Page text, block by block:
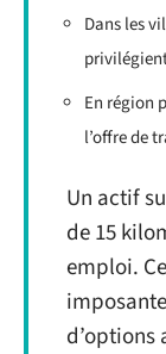
Dans les
En région
l’offre de
Un actif
de 15
emploi.